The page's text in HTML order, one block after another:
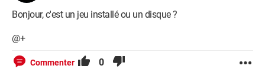
Bonjour, c'est un jeu installé ou un disque ?
@+
Commenter 0